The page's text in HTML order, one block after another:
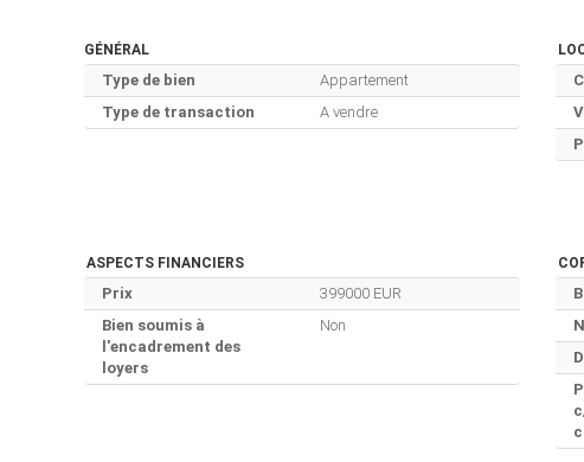
GÉNÉRAL
Type de bien
Appartement
Type de transaction
A vendre
ASPECTS FINANCIERS
Prix
399000 EUR
Bien soumis à
l'encadrement des
loyers
Non